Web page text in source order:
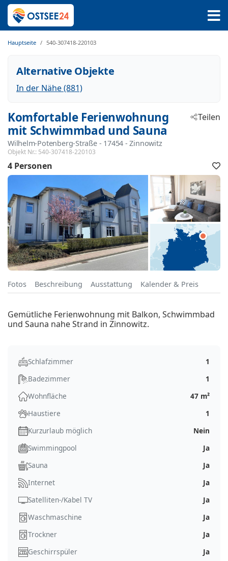
Hauptseite 540-307418-220103
Alternative Objekte
In der Nähe (881)
Komfortable Ferienwohnung
mit Schwimmbad und Sauna
Wilhelm-Potenberg-Straße - 17454 - Zinnowitz
Objekt Nr.: 540-307418-220103
Teilen
4 Personen
Fotos Beschreibung Ausstattung Kalender & Preis
Gemütliche Ferienwohnung mit Balkon, Schwimmbad
und Sauna nahe Strand in Zinnowitz.
Schlafzimmer
1
Badezimmer
1
Wohnfläche
47 m²
Haustiere
1
Kurzurlaub möglich
Nein
Swimmingpool
Ja
Sauna
Ja
Internet
Ja
Satelliten-/Kabel TV
Ja
Waschmaschine
Ja
Trockner
Ja
Geschirrspüler
Ja